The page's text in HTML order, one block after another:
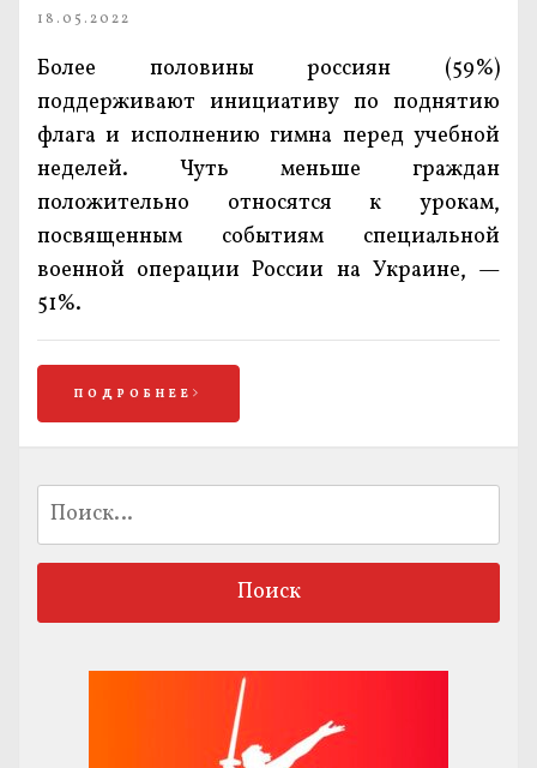
18.05.2022
Более половины россиян (59%)
поддерживают инициативу по поднятию
флага и исполнению гимна перед учебной
неделей. Чуть меньше граждан
положительно относятся к урокам,
посвященным событиям специальной
военной операции России на Украине, —
51%.
ПОДРОБНЕЕ
Найти: